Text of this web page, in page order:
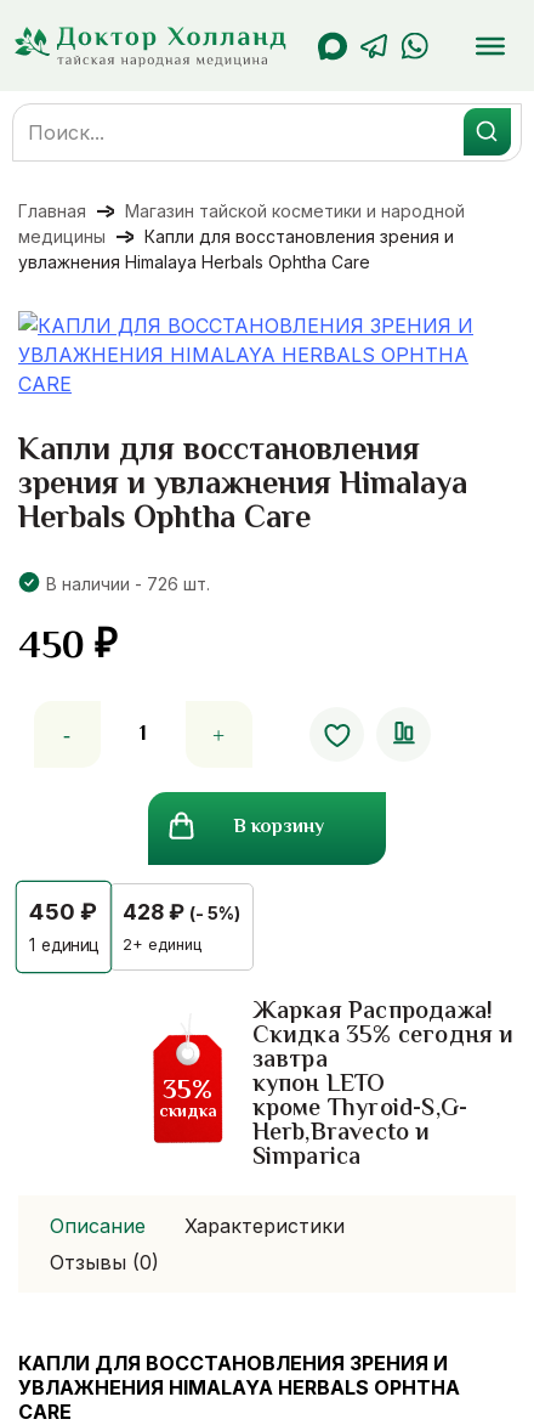
содержанию
Search
for:
Главная
Магазин тайской косметики и народной
медицины
Капли для восстановления зрения и
увлажнения Himalaya Herbals Ophtha Care
Капли для восстановления
зрения и увлажнения Himalaya
Herbals Ophtha Care
В наличии - 726 шт.
450₽
товара
восстановления
и
увлажнения
Himalaya
Herbals
В корзину
450 ₽
1 единиц
428₽ (- 5%)
2+ единиц
Жаркая Распродажа!
Скидка 35% сегодня и
завтра
купон LETO
кроме Thyroid-S,G-
Herb,Bravecto и
Simparica
35%
скидка
Описание
Характеристики
Отзывы (0)
КАПЛИ ДЛЯ ВОССТАНОВЛЕНИЯ ЗРЕНИЯ И
УВЛАЖНЕНИЯ HIMALAYA HERBALS OPHTHA
CARE